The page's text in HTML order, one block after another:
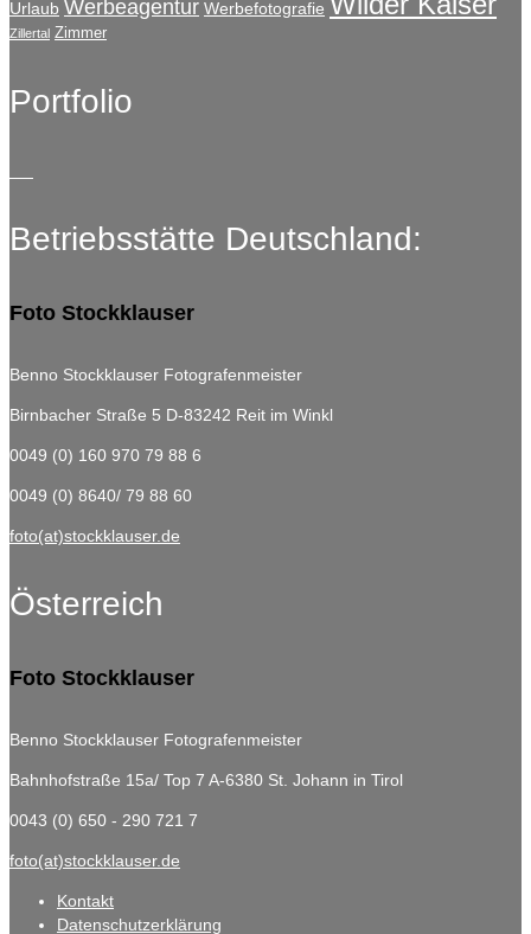
Urlaub Werbeagentur Werbefotografie
Zillertal Zimmer
Portfolio
Betriebsstätte Deutschland:
Foto Stockklauser
Benno Stockklauser Fotografenmeister
Birnbacher Straße 5 D-83242 Reit im Winkl
0049 (0) 160 970 79 88 6
0049 (0) 8640/ 79 88 60
foto(at)stockklauser.de
Österreich
Foto Stockklauser
Benno Stockklauser Fotografenmeister
Bahnhofstraße 15a/ Top 7 A-6380 St. Johann in Tirol
0043 (0) 650 - 290 721 7
foto(at)stockklauser.de
Kontakt
Datenschutzerklärung